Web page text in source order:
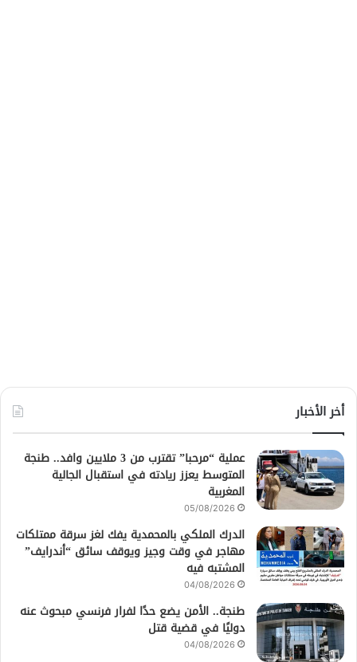
أخر الأخبار
عملية “مرحبا” تقترب من 3 ملايين وافد.. طنجة
المتوسط يعزز ريادته في استقبال الجالية
المغربية
05/08/2026
الدرك الملكي بالمحمدية يفك لغز سرقة ممتلكات
مهاجر في وقت وجيز ويوقف سائق “أندرايف”
المشتبه فيه
04/08/2026
طنجة.. الأمن يضع حدًا لفرار فرنسي مبحوث عنه
دوليًا في قضية قتل
04/08/2026